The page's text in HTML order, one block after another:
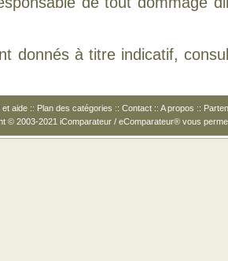
donnés à titre indicatif,
et aide :: Plan des catégories :: Contact :: A propos ::
© 2003-2021 iComparateur / eComparateur® vous